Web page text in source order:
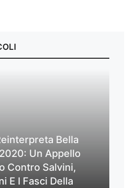
Bella
Un Appello
Contro Salvini,
E I Fasci Della